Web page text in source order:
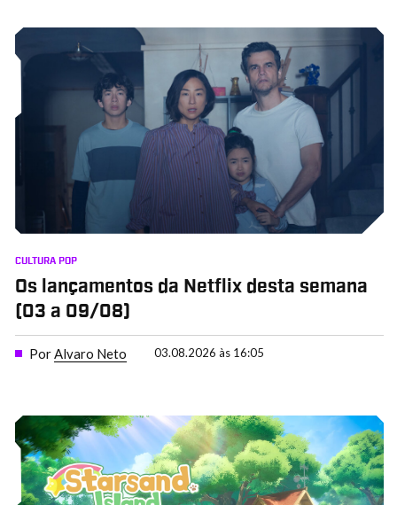
CULTURA POP
Os lançamentos da Netflix desta semana
(03 a 09/08)
PorAlvaro Neto 03.08.2026 às 16:05